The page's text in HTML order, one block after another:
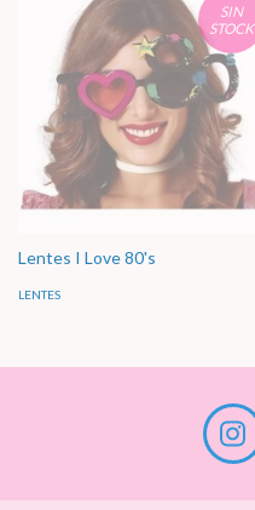
SIN
STOCK
Lentes I Love 80's
LENTES